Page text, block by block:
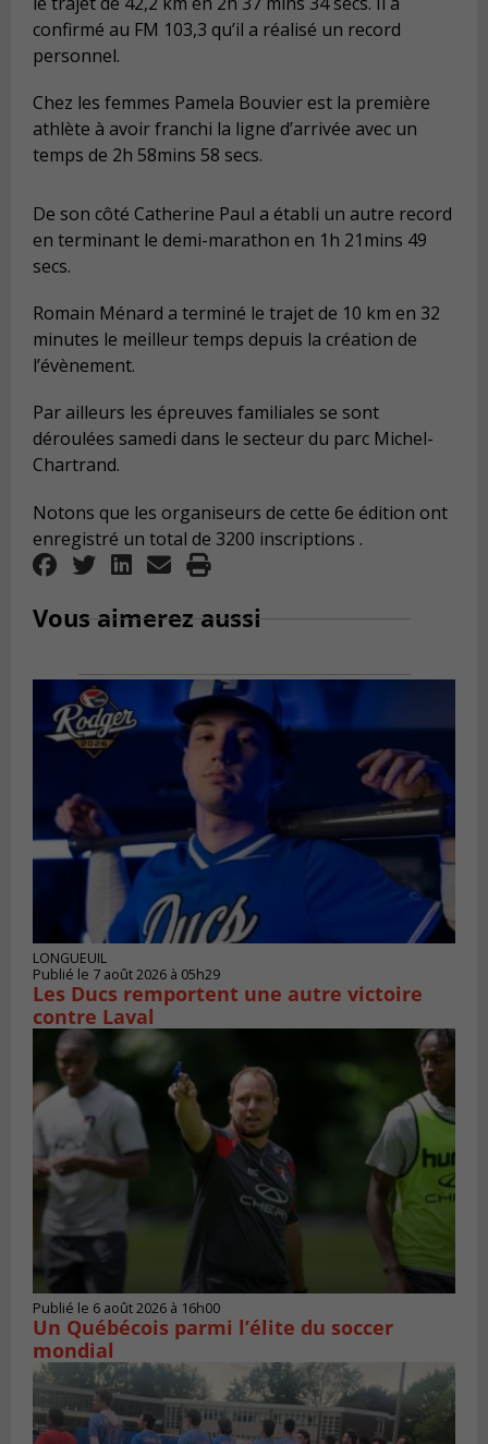
confirmé au FM 103,3 qu’il a réalisé un record
personnel.
Chez les femmes Pamela Bouvier est la première
athlète à avoir franchi la ligne d’arrivée avec un
temps de 2h 58mins 58 secs.
De son côté Catherine Paul a établi un autre record
en terminant le demi-marathon en 1h 21mins 49
secs.
Romain Ménard a terminé le trajet de 10 km en 32
minutes le meilleur temps depuis la création de
l’évènement.
Par ailleurs les épreuves familiales se sont
déroulées samedi dans le secteur du parc Michel-
Chartrand.
Notons que les organiseurs de cette 6e édition ont
enregistré un total de 3200 inscriptions .
Vous aimerez aussi
LONGUEUIL
Publié le 7 août 2026 à 05h29
Les Ducs remportent une autre victoire
contre Laval
Publié le 6 août 2026 à 16h00
Un Québécois parmi l’élite du soccer
mondial